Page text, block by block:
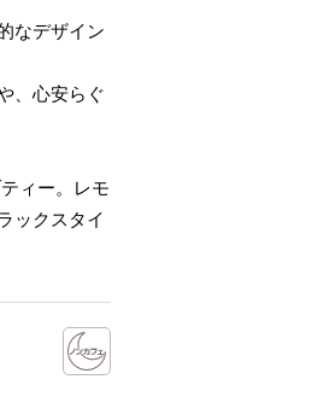
なデザイン
、心安らぐ
ィー。レモ
ックスタイ